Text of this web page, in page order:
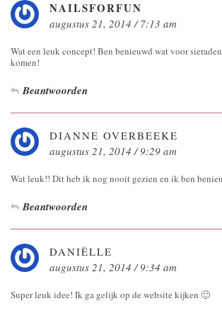
NAILSFORFUN
augustus 21, 2014 / 7:13 am
Wat een leuk concept! Ben benieuwd wat voor
komen!
Beantwoorden
DIANNE OVERBEEKE
augustus 21, 2014 / 9:29 am
Wat leuk!! Dit heb ik nog nooit gezien en ik ben
Beantwoorden
DANIËLLE
augustus 21, 2014 / 9:34 am
Super leuk idee! Ik ga gelijk op de website kijken 🙂